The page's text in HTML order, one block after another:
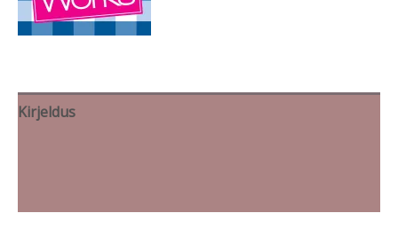
Kirjeldus